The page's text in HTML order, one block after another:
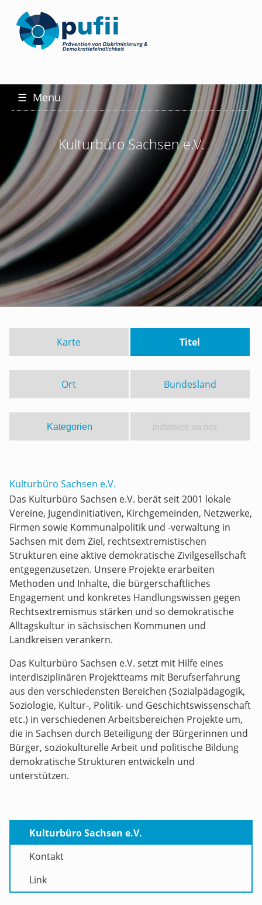
☰ Menu
Kulturbüro Sachsen e.V.
Karte Titel
Ort Bundesland
Kulturbüro Sachsen e.V.
Das Kulturbüro Sachsen e.V. berät seit 2001 lokale
Vereine, Jugendinitiativen, Kirchgemeinden, Netzwerke,
Firmen sowie Kommunalpolitik und -verwaltung in
Sachsen mit dem Ziel, rechtsextremistischen
Strukturen eine aktive demokratische Zivilgesellschaft
entgegenzusetzen. Unsere Projekte erarbeiten
Methoden und Inhalte, die bürgerschaftliches
Engagement und konkretes Handlungswissen gegen
Rechtsextremismus stärken und so demokratische
Alltagskultur in sächsischen Kommunen und
Landkreisen verankern.
Das Kulturbüro Sachsen e.V. setzt mit Hilfe eines
interdisziplinären Projektteams mit Berufserfahrung
aus den verschiedensten Bereichen (Sozialpädagogik,
Soziologie, Kultur-, Politik- und Geschichtswissenschaft
etc.) in verschiedenen Arbeitsbereichen Projekte um,
die in Sachsen durch Beteiligung der Bürgerinnen und
Bürger, soziokulturelle Arbeit und politische Bildung
demokratische Strukturen entwickeln und
unterstützen.
Kulturbüro Sachsen e.V.
Kontakt
Link